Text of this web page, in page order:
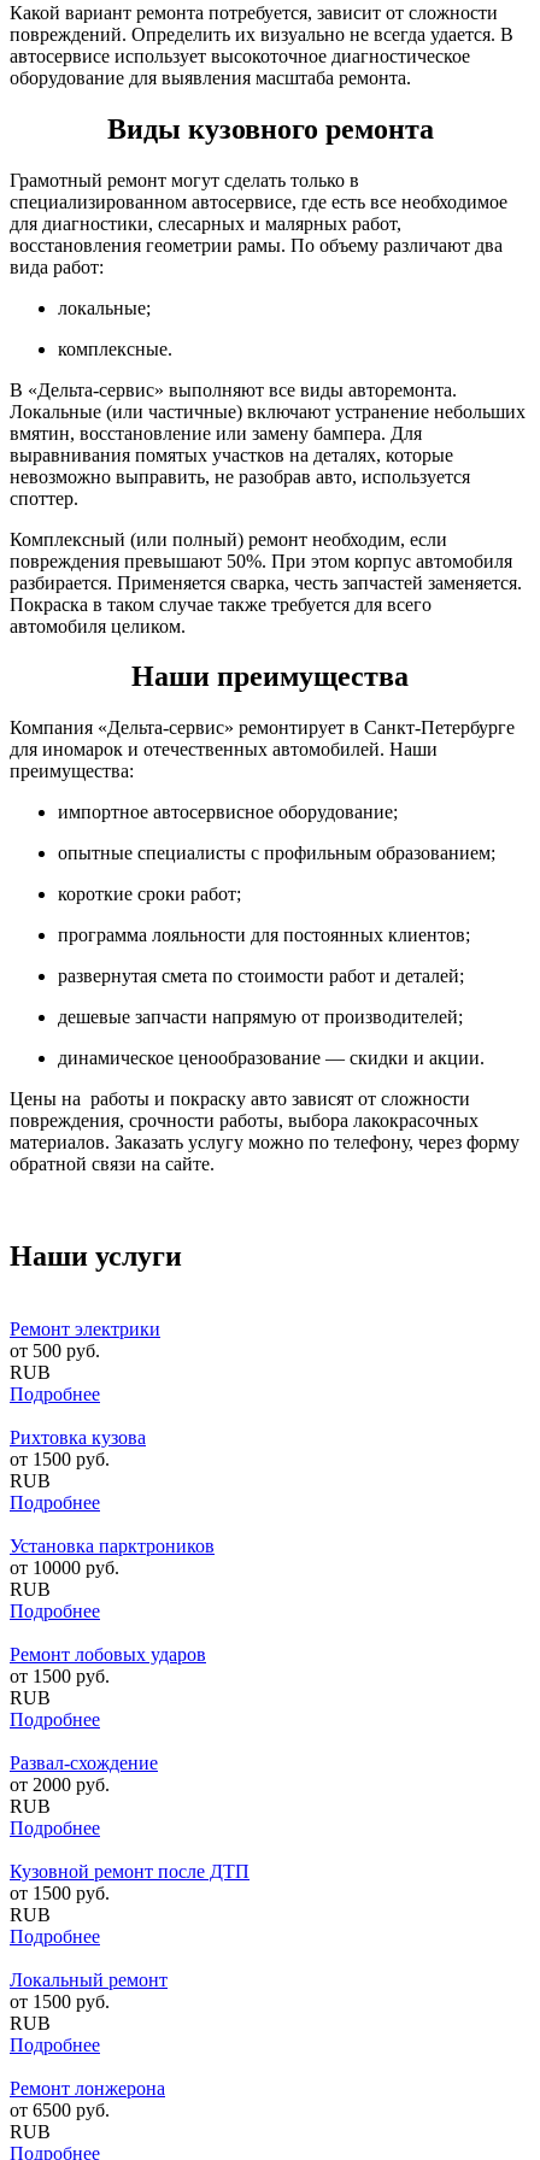
Какой вариант ремонта потребуется, зависит от сложности
повреждений. Определить их визуально не всегда удается. В
автосервисе использует высокоточное диагностическое
оборудование для выявления масштаба ремонта.
Виды кузовного ремонта
Грамотный ремонт могут сделать только в
специализированном автосервисе, где есть все необходимое
для диагностики, слесарных и малярных работ,
восстановления геометрии рамы. По объему различают два
вида работ:
локальные;
комплексные.
В «Дельта-сервис» выполняют все виды авторемонта.
Локальные (или частичные) включают устранение небольших
вмятин, восстановление или замену бампера. Для
выравнивания помятых участков на деталях, которые
невозможно выправить, не разобрав авто, используется
споттер.
Комплексный (или полный) ремонт необходим, если
повреждения превышают 50%. При этом корпус автомобиля
разбирается. Применяется сварка, честь запчастей заменяется.
Покраска в таком случае также требуется для всего
автомобиля целиком.
Наши преимущества
Компания «Дельта-сервис» ремонтирует в Санкт-Петербурге
для иномарок и отечественных автомобилей. Наши
преимущества:
импортное автосервисное оборудование;
опытные специалисты с профильным образованием;
короткие сроки работ;
программа лояльности для постоянных клиентов;
развернутая смета по стоимости работ и деталей;
дешевые запчасти напрямую от производителей;
динамическое ценообразование — скидки и акции.
Цены на работы и покраску авто зависят от сложности
повреждения, срочности работы, выбора лакокрасочных
материалов. Заказать услугу можно по телефону, через форму
обратной связи на сайте.
Наши услуги
Ремонт электрики
от 500 руб.
RUB
Подробнее
Рихтовка кузова
от 1500 руб.
RUB
Подробнее
Установка парктроников
от 10000 руб.
RUB
Подробнее
Ремонт лобовых ударов
от 1500 руб.
RUB
Подробнее
Развал-схождение
от 2000 руб.
RUB
Подробнее
Кузовной ремонт после ДТП
от 1500 руб.
RUB
Подробнее
Локальный ремонт
от 1500 руб.
RUB
Подробнее
Ремонт лонжерона
от 6500 руб.
RUB
Подробнее